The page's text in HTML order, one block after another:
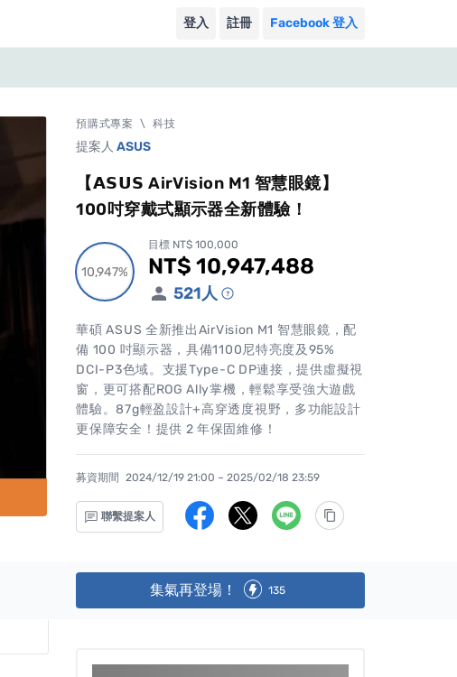
登入 註冊 Facebook 登入
預購式專案 \ 科技
提案人 ASUS
【𝗔𝗦𝗨𝗦 AirVision M1 智慧眼鏡】
100吋穿戴式顯示器全新體驗！
10,947%
10,947%
目標 NT$ 100,000
累計集資金額
NT$ 10,947,488
521人
華碩 ASUS 全新推出AirVision M1 智慧眼鏡，配
備 100 吋顯示器，具備1100尼特亮度及95%
DCI-P3色域。支援Type-C DP連接，提供虛擬視
窗，更可搭配ROG Ally掌機，輕鬆享受強大遊戲
體驗。87g輕盈設計+高穿透度視野，多功能設計
更保障安全！提供 2 年保固維修！
募資期間 2024/12/19 21:00 – 2025/02/18 23:59
聯繫提案人
集氣再登場！ 135